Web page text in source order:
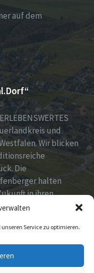
Service zu optimieren.
auf dem
und
Wir blicken
Die
halten
in ihren
kreativen Ideen
mit